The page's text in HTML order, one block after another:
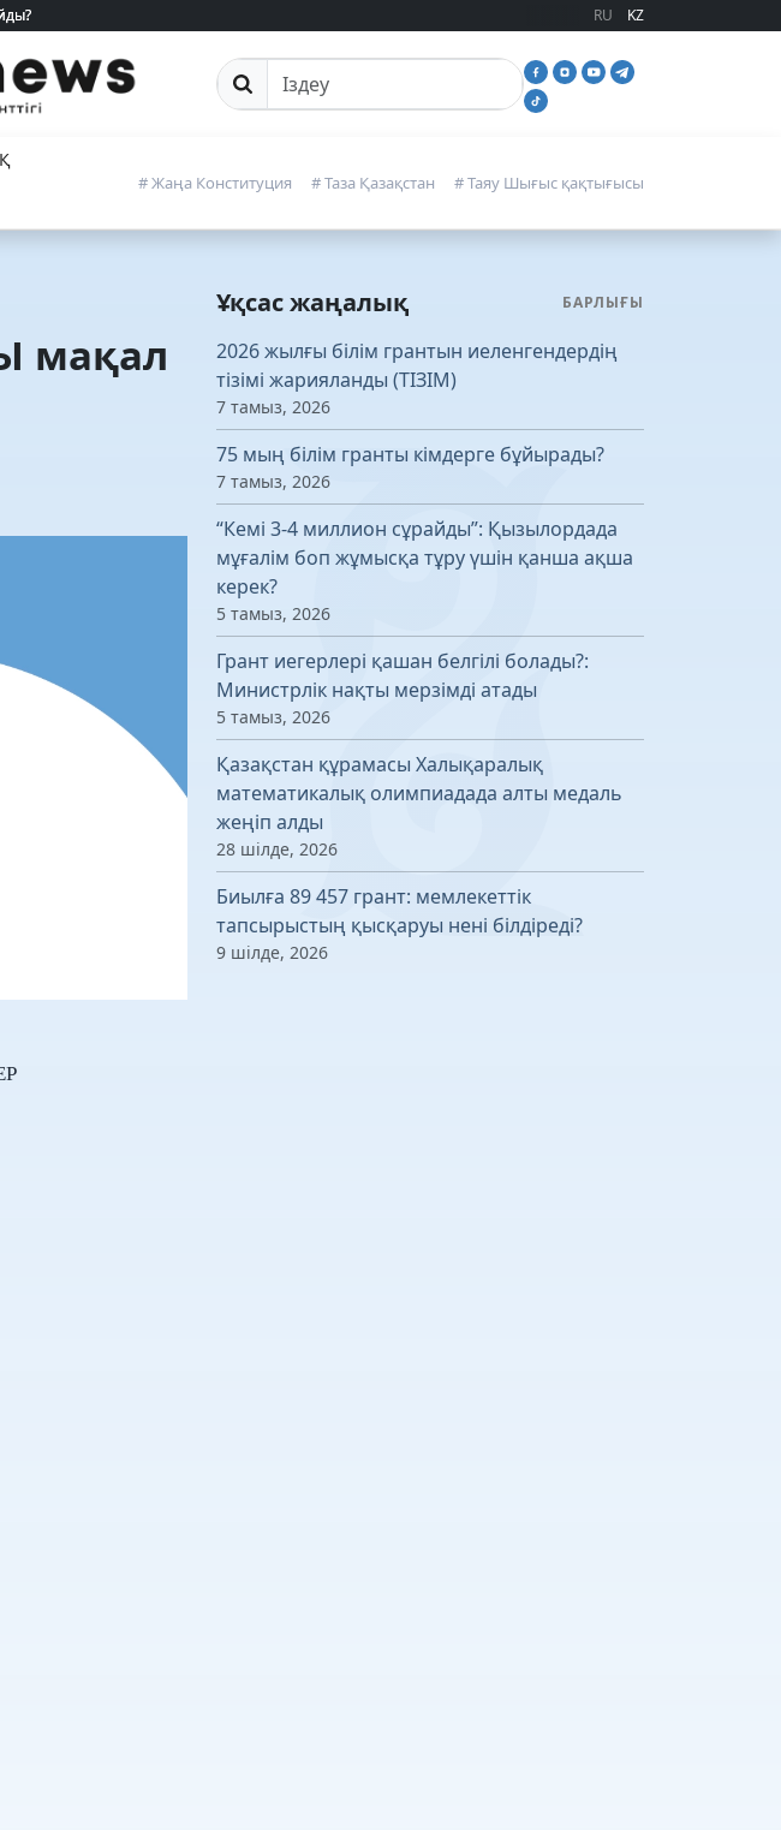
RU KZ
Сайттан іздеу
# Жаңа Конституция # Таза Қазақстан # Таяу Шығыс қақтығысы
мақал
Ұқсас жаңалық БАРЛЫҒЫ
2026 жылғы білім грантын иеленгендердің
тізімі жарияланды (ТІЗІМ)
7 тамыз, 2026
75 мың білім гранты кімдерге бұйырады?
7 тамыз, 2026
“Кемі 3-4 миллион сұрайды”: Қызылордада
мұғалім боп жұмысқа тұру үшін қанша ақша
керек?
5 тамыз, 2026
Грант иегерлері қашан белгілі болады?:
Министрлік нақты мерзімді атады
5 тамыз, 2026
Қазақстан құрамасы Халықаралық
математикалық олимпиадада алты медаль
жеңіп алды
28 шілде, 2026
Биылға 89 457 грант: мемлекеттік
тапсырыстың қысқаруы нені білдіреді?
9 шілде, 2026